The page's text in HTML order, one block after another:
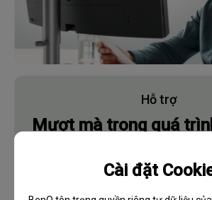
Cài đặt
Hỗ trợ
Mượt mà trong quá